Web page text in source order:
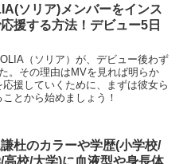
ソリア)メンバーをインス
援する方法！デビュー5日
（ソリア）が、デビュー後わず
。その理由はMVを見れば明らか
援していくために、まずは彼女ら
とから始めましょう！
杜のカラーや学歴(小学校/
高校/大学)に血液型や身長体